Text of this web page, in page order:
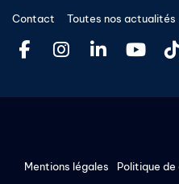
Contact Toutes nos actualités
Mentions légales
Politique